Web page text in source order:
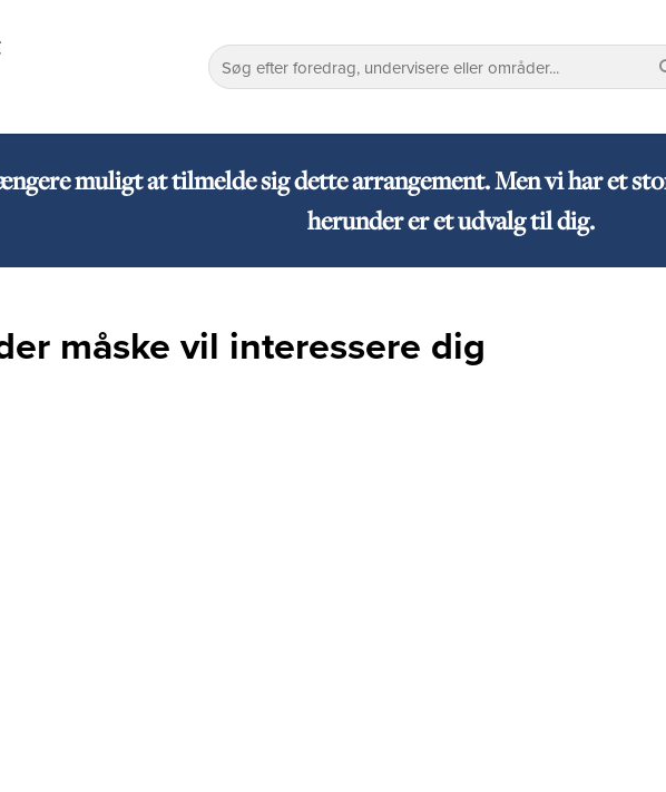
muligt at tilmelde sig dette arrangement. Men vi har et
herunder er et udvalg til dig.
måske vil interessere dig